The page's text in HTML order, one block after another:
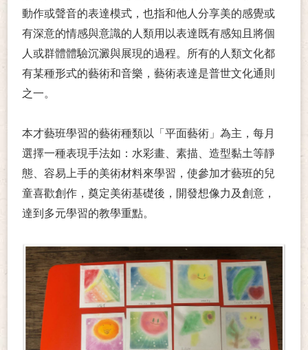
動作或聲音的表達模式，也指和他人分享美的感覺或
有深意的情感與意識的人類用以表達既有感知且將個
人或群體體驗沉澱與展現的過程。所有的人類文化都
有某種形式的藝術和音樂，藝術表達是普世文化通則
之一。
本才藝班學習的藝術種類以「平面藝術」為主，每月
選擇一種表現手法如：水彩畫、素描、造型黏土等靜
態、容易上手的美術材料來學習，使參加才藝班的兒
童喜歡創作，奠定美術基礎後，開發想像力及創意，
達到多元學習的教學重點。